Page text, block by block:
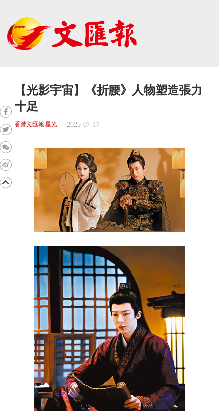
【光影宇宙】《折腰》人物塑造張力
十足
香港文匯報 星光 2025-07-17